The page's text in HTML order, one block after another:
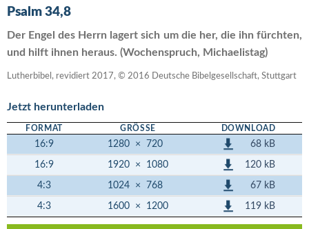
Psalm 34,8
Der Engel des Herrn lagert sich um die her, die ihn fürchten,
und hilft ihnen heraus. (Wochenspruch, Michaelistag)
Lutherbibel, revidiert 2017, © 2016 Deutsche Bibelgesellschaft, Stuttgart
Jetzt herunterladen
FORMAT GRÖSSE DOWNLOAD
16:9 1280 × 720 68 kB
16:9 1920 × 1080 120 kB
4:3 1024 × 768 67 kB
4:3 1600 × 1200 119 kB